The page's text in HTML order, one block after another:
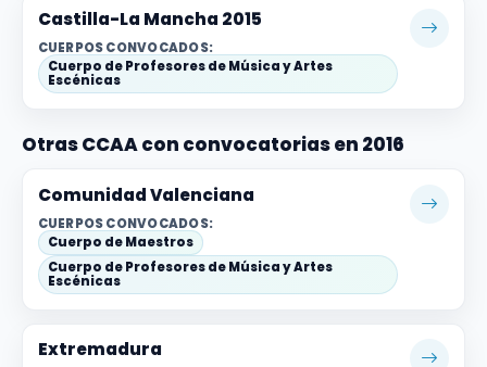
Castilla-La Mancha 2015
CUERPOS CONVOCADOS:
Cuerpo de Profesores de Música y Artes
Escénicas
Otras CCAA con convocatorias en 2016
Comunidad Valenciana
CUERPOS CONVOCADOS:
Cuerpo de Maestros
Cuerpo de Profesores de Música y Artes
Escénicas
Extremadura